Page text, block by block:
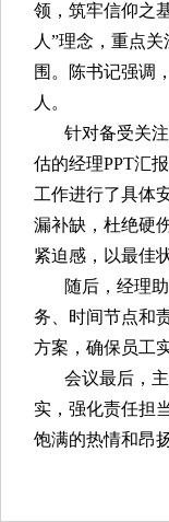
领，筑牢信仰之
人”理念，重点
围。陈书记强调
人。
针对备受关
估的经理PPT汇
工作进行了具体
漏补缺，杜绝硬
紧迫感，以最佳
随后，经理
务、时间节点和
方案，确保员工
会议最后，
实，强化责任担
饱满的热情和昂